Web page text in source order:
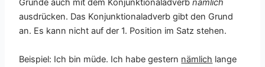
Gründe auch mit dem Konjunktionaladverbnämlich
ausdrücken. Das Konjunktionaladverb gibt den Grund
an. Es kann nicht auf der 1. Position im Satz stehen.
Beispiel: Ich bin müde. Ich habe gestern nämlich lange